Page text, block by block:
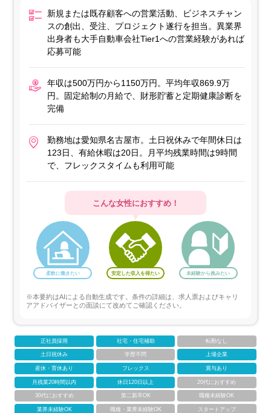
新規または既存顧客への営業活動、ビジネスチャン
スの創出、受注、プロジェクト遂行を担当。異業界
出身者も大手自動車会社Tier1への営業経験があれば
応募可能
年収は500万円から1150万円。平均年収869.9万
円。固定給制の月給で、財形貯蓄と定期健康診断を
完備
勤務地は愛知県名古屋市。土日祝休みで年間休日は
123日、有給休暇は20日。月平均残業時間は9時間
で、フレックスタイムも利用可能
こんな女性におすすめ！
柔軟に働きたい 安定した収入を得たい 未経験から挑みたい
※本要約はAIによる自動生成です。条件の詳細は、求人票およびキャリ
アアドバイザーとの面談にて改めてご確認ください。
正社員採用 社宅・住宅補助 転勤なし
土日祝休み 学歴不問 上場企業
産休・育休あり フレックス 賞与あり
月残業20時間以内 休日120日以上 20代におすすめ
30代におすすめ 第二新卒OK 職種未経験OK
業界未経験OK 職種・業界未経験OK スタートアップ